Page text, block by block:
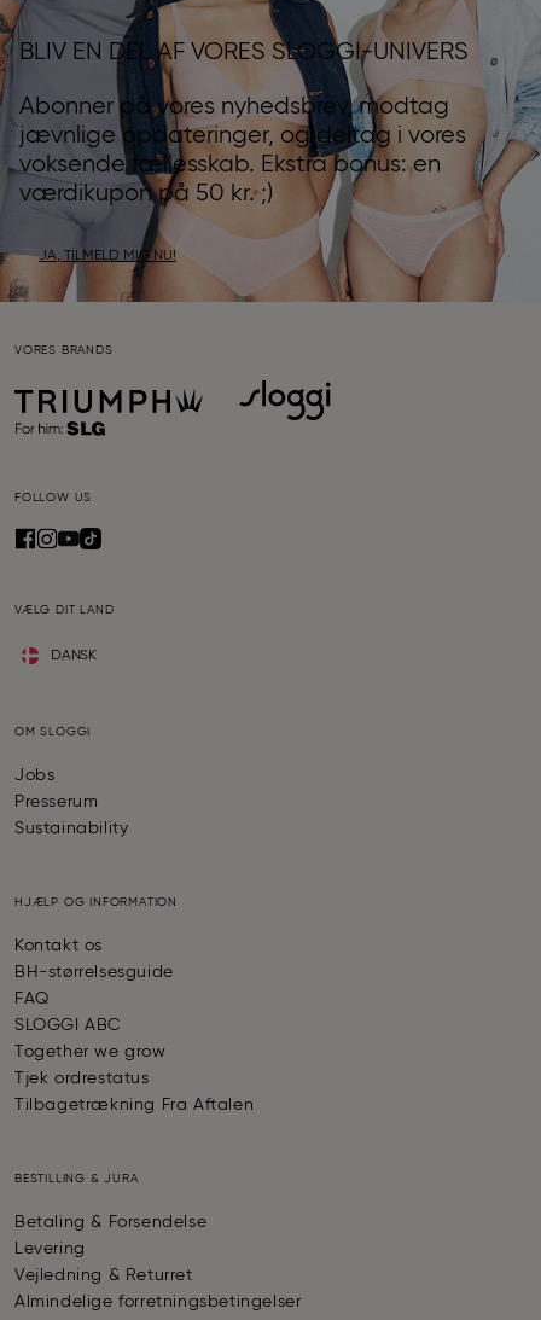
BLIV EN DEL AF VORES SLOGGI-UNIVERS
Abonner på vores nyhedsbrev, modtag
jævnlige opdateringer, og deltag i vores
voksende fællesskab. Ekstra bonus: en
værdikupon på 50 kr. ;)
JA, TILMELD MIG NU!
VORES BRANDS
FOLLOW US
VÆLG DIT LAND
DANSK
OM SLOGGI
Jobs
Presserum
Sustainability
HJÆLP OG INFORMATION
Kontakt os
BH-størrelsesguide
FAQ
SLOGGI ABC
Together we grow
Tjek ordrestatus
Tilbagetrækning Fra Aftalen
BESTILLING & JURA
Betaling & Forsendelse
Levering
Vejledning & Returret
Almindelige forretningsbetingelser